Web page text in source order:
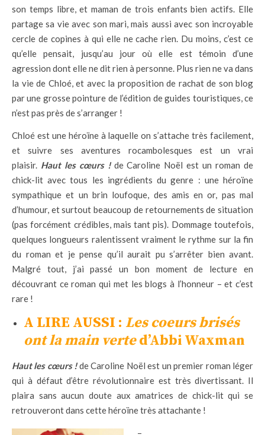
son temps libre, et maman de trois enfants bien actifs. Elle
partage sa vie avec son mari, mais aussi avec son incroyable
cercle de copines à qui elle ne cache rien. Du moins, c’est ce
qu’elle pensait, jusqu’au jour où elle est témoin d’une
agression dont elle ne dit rien à personne. Plus rien ne va dans
la vie de Chloé, et avec la proposition de rachat de son blog
par une grosse pointure de l’édition de guides touristiques, ce
n’est pas près de s’arranger !
Chloé est une héroïne à laquelle on s’attache très facilement,
et suivre ses aventures rocambolesques est un vrai
plaisir. Haut les cœurs !de Caroline Noël est un roman de
chick-lit avec tous les ingrédients du genre : une héroïne
sympathique et un brin loufoque, des amis en or, pas mal
d’humour, et surtout beaucoup de retournements de situation
(pas forcément crédibles, mais tant pis). Dommage toutefois,
quelques longueurs ralentissent vraiment le rythme sur la fin
du roman et je pense qu’il aurait pu s’arrêter bien avant.
Malgré tout, j’ai passé un bon moment de lecture en
découvrant ce roman qui met les blogs à l’honneur – et c’est
rare !
A LIRE AUSSI : Les coeurs brisés
ont la main verted’Abbi Waxman
Haut les cœurs !de Caroline Noël est un premier roman léger
qui à défaut d’être révolutionnaire est très divertissant. Il
plaira sans aucun doute aux amatrices de chick-lit qui se
retrouveront dans cette héroïne très attachante !
–